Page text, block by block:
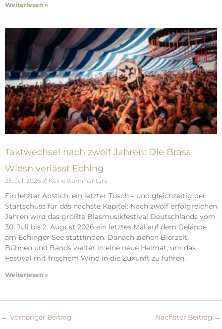
Weiterlesen »
Taktwechsel nach zwölf Jahren: Die Brass
Wiesn verlässt Eching
23. Juli 2026 Keine Kommentare
Ein letzter Anstich, ein letzter Tusch – und gleichzeitig der
Startschuss für das nächste Kapitel: Nach zwölf erfolgreichen
Jahren wird das größte Blasmusikfestival Deutschlands vom
30. Juli bis 2. August 2026 ein letztes Mal auf dem Gelände
am Echinger See stattfinden. Danach ziehen Bierzelt,
Bühnen und Bands weiter in eine neue Heimat, um das
Festival mit frischem Wind in die Zukunft zu führen.
Weiterlesen »
← Vorheriger Beitrag Nächster Beitrag →